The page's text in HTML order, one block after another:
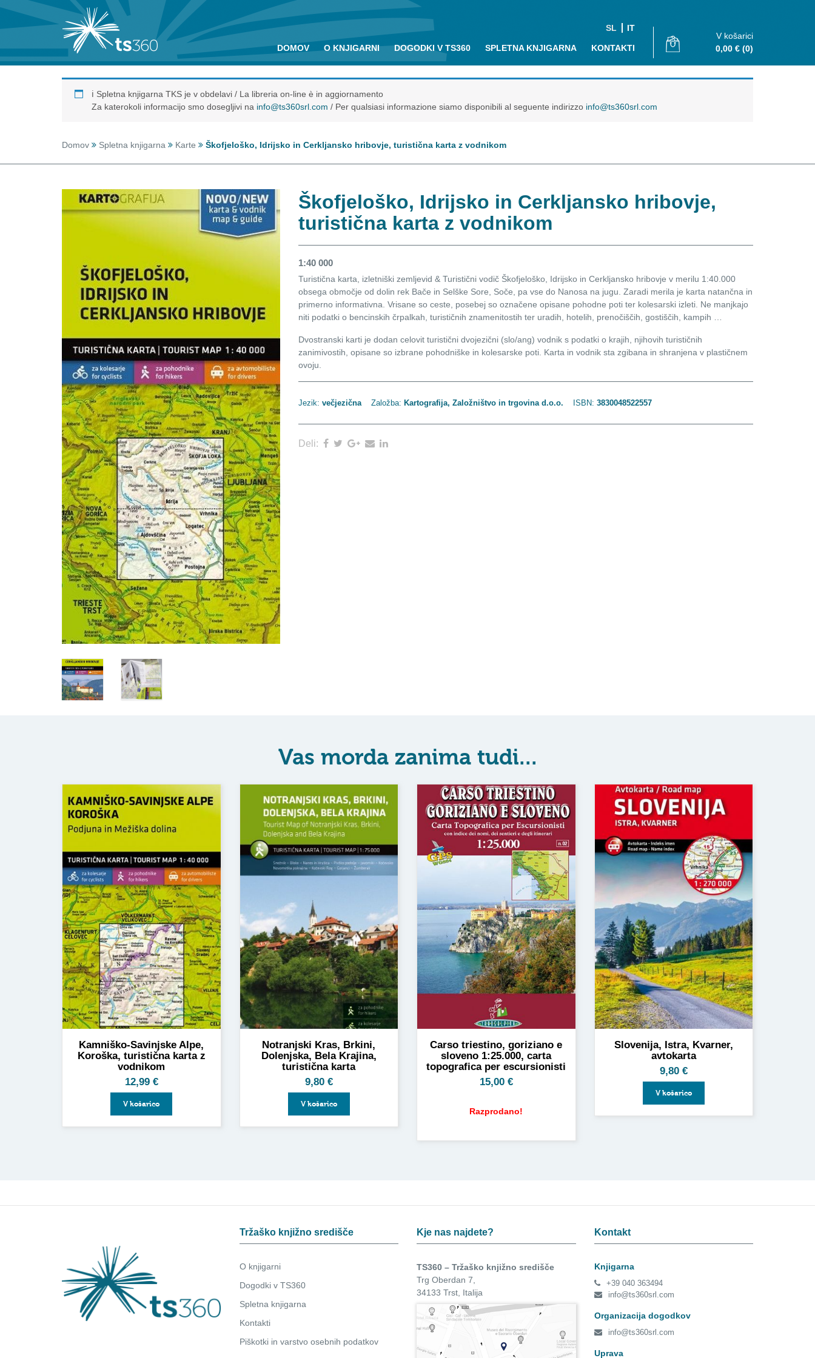
SL IT
DOMOV O KNJIGARNI DOGODKI V TS360 SPLETNA KNJIGARNA KONTAKTI
V košarici
0,00 € (0)
ℹ️ Spletna knjigarna TKS je v obdelavi / La libreria on-line è in aggiornamento
Za katerokoli informacijo smo dosegljivi na info@ts360srl.com / Per qualsiasi informazione siamo disponibili al seguente indirizzo info@ts360srl.com
Domov Spletna knjigarna Karte Škofjeloško, Idrijsko in Cerkljansko hribovje, turistična karta z vodnikom
Škofjeloško, Idrijsko in Cerkljansko hribovje,
turistična karta z vodnikom
1:40 000
Turistična karta, izletniški zemljevid & Turistični vodič Škofjeloško, Idrijsko in Cerkljansko hribovje v merilu 1:40.000
obsega območje od dolin rek Bače in Selške Sore, Soče, pa vse do Nanosa na jugu. Zaradi merila je karta natančna in
primerno informativna. Vrisane so ceste, posebej so označene opisane pohodne poti ter kolesarski izleti. Ne manjkajo
niti podatki o bencinskih črpalkah, turističnih znamenitostih ter uradih, hotelih, prenočiščih, gostiščih, kampih …
Dvostranski karti je dodan celovit turistični dvojezični (slo/ang) vodnik s podatki o krajih, njihovih turističnih
zanimivostih, opisane so izbrane pohodniške in kolesarske poti. Karta in vodnik sta zgibana in shranjena v plastičnem
ovoju.
Jezik: večjezična Založba: Kartografija, Založništvo in trgovina d.o.o. ISBN: 3830048522557
Deli:
Vas morda zanima tudi...
Kamniško-Savinjske Alpe,
Koroška, turistična karta z
vodnikom
12,99 €
V košarico
Notranjski Kras, Brkini,
Dolenjska, Bela Krajina,
turistična karta
9,80 €
V košarico
Carso triestino, goriziano e
sloveno 1:25.000, carta
topografica per escursionisti
15,00 €
Razprodano!
Slovenija, Istra, Kvarner,
avtokarta
9,80 €
V košarico
Tržaško knjižno središče
O knjigarni
Dogodki v TS360
Spletna knjigarna
Kontakti
Piškotkiin varstvo osebnih podatkov
Kje nas najdete?
TS360 – Tržaško knjižno središče
Trg Oberdan 7,
34133 Trst, Italija
Kontakt
Knjigarna
+39 040 363494
info@ts360srl.com
Organizacija dogodkov
info@ts360srl.com
Uprava